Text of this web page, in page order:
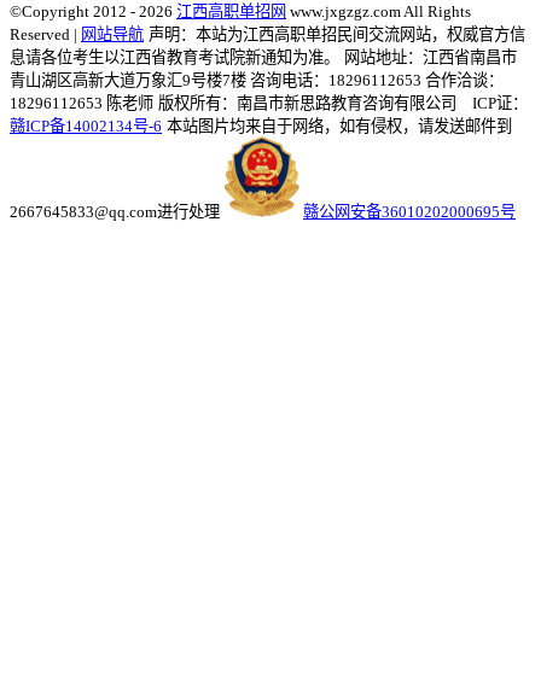
©Copyright 2012 - 2026 江西高职单招网 www.jxgzgz.com All Rights
Reserved | 网站导航 声明：本站为江西高职单招民间交流网站，权威官方信
息请各位考生以江西省教育考试院新通知为准。
网站地址：江西省南昌市
青山湖区高新大道万象汇9号楼7楼 咨询电话：18296112653 合作洽谈：
18296112653 陈老师 版权所有：南昌市新思路教育咨询有限公司 ICP证：
赣ICP备14002134号-6 本站图片均来自于网络，如有侵权，请发送邮件到
2667645833@qq.com进行处理 赣公网安备36010202000695号